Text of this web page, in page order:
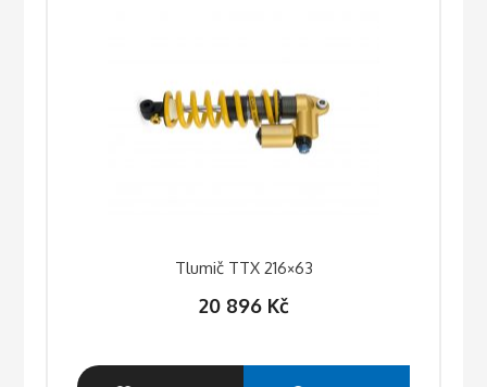
Tlumič TTX 216×63
20 896 Kč